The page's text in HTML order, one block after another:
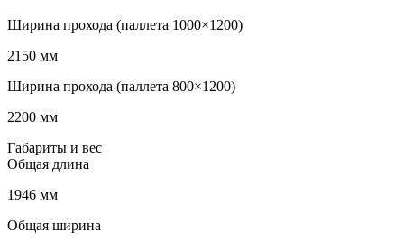
Ширина прохода (паллета 1000×1200)
2150 мм
Ширина прохода (паллета 800×1200)
2200 мм
Габариты и вес
Общая длина
1946 мм
Общая ширина